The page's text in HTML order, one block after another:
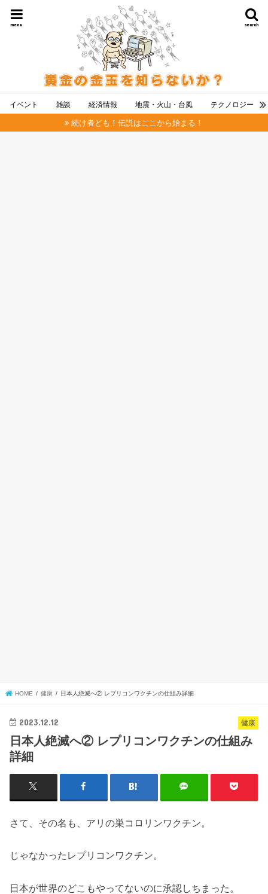
search
menu
イベント 雑談 経済情報 地震・火山・台風 テクノロジー
続け者ども！伝説はここから始まる！
HOME 健康 日本人絶滅へ② レプリコンワクチンの仕組み詳細
健康
2023.12.12
日本人絶滅へ② レプリコンワクチンの仕組み
詳細
さて、その名も、アリの巣コロリンワクチン。
じゃなかったレプリコンワクチン。
日本が世界のどこもやってないのに承認しちまった。